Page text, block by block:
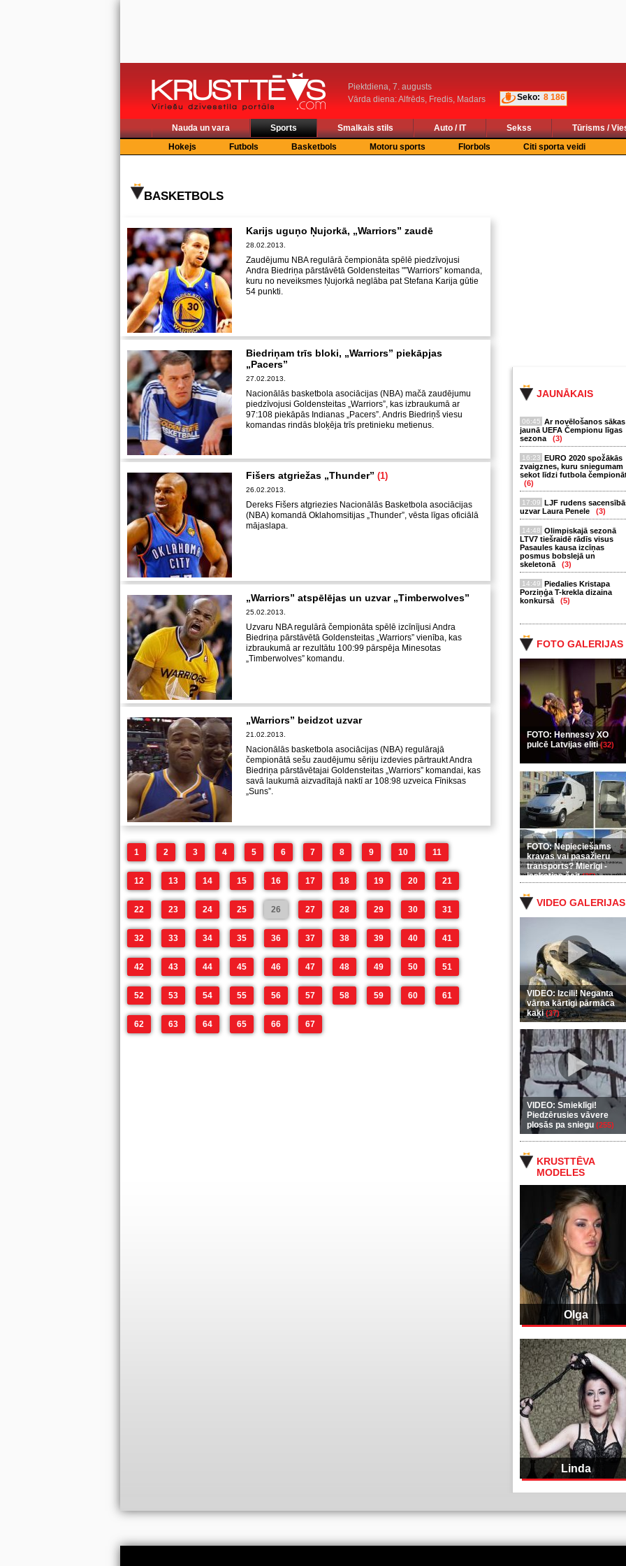
Piektdiena, 7. augusts
Vārda diena: Alfrēds, Fredis, Madars
Seko: 8 186
Nauda un vara Sports Smalkais stils Auto / IT Sekss
Tūrisms /
Hokejs
Futbols Basketbols Motoru sports Florbols Citi sporta veidi
JAUNĀKAIS
06:45 Ar novēlošanos sākas
jaunā UEFA Čempionu līgas
sezona
(3)
16:23 EURO 2020 spožākās
zvaigznes, kuru sniegumam
sekot līdzi futbola
(6)
17:09 LJF rudens
uzvar Laura Penele
(3)
14:48 Olimpiskajā sezonā
LTV7 tiešraidē rādīs visus
Pasaules kausa izcīņas
posmus bobslejā un
skeletonā
(3)
14:49 Piedalies Kristapa
Porziņģa T-krekla dizaina
konkursā
(5)
FOTO GALERIJAS
FOTO: Hennessy XO
pulcē Latvijas eliti(32)
FOTO: Nepieciešams
kravas vai pasažieru
transports? Mierīgi -
ieskaties šeit(35)
VIDEO GALERIJAS
VIDEO: Izcili! Neganta
vārna kārtīgi pārmāca
kaķi(37)
VIDEO: Smieklīgi!
Piedzērusies vāvere
plosās pa sniegu (255)
KRUSTTĒVA
MODELES
Olga
Linda
BASKETBOLS
Karijs uguņo Ņujorkā, „Warriors” zaudē
28.02.2013.
Zaudējumu NBA regulārā čempionāta spēlē piedzīvojusi
Andra Biedriņa pārstāvētā Goldensteitas "”Warriors” komanda,
kuru no neveiksmes Ņujorkā neglāba pat Stefana Karija gūtie
54 punkti.
Biedriņam trīs bloki, „Warriors” piekāpjas
„Pacers”
27.02.2013.
Nacionālās basketbola asociācijas (NBA) mačā zaudējumu
piedzīvojusi Goldensteitas „Warriors”, kas izbraukumā ar
97:108 piekāpās Indianas „Pacers”. Andris Biedriņš viesu
komandas rindās bloķēja trīs pretinieku metienus.
Fišers atgriežas „Thunder” (1)
26.02.2013.
Dereks Fišers atgriezies Nacionālās Basketbola asociācijas
(NBA) komandā Oklahomsitijas „Thunder”, vēsta līgas oficiālā
mājaslapa.
„Warriors” atspēlējas un uzvar „Timberwolves”
25.02.2013.
Uzvaru NBA regulārā čempionāta spēlē izcīnījusi Andra
Biedriņa pārstāvētā Goldensteitas „Warriors” vienība, kas
izbraukumā ar rezultātu 100:99 pārspēja Minesotas
„Timberwolves” komandu.
„Warriors” beidzot uzvar
21.02.2013.
Nacionālās basketbola asociācijas (NBA) regulārajā
čempionātā sešu zaudējumu sēriju izdevies pārtraukt Andra
Biedriņa pārstāvētajai Goldensteitas „Warriors” komandai, kas
savā laukumā aizvadītajā naktī ar 108:98 uzveica Fīniksas
„Suns”.
1 2 3 4 5 6 7 8 9 10 11
12 13 14 15 16 17 18 19 20 21
22 23 24 25 26 27 28 29 30 31
32 33 34 35 36 37 38 39 40 41
42 43 44 45 46 47 48 49 50 51
52 53 54 55 56 57 58 59 60 61
62 63 64 65 66 67